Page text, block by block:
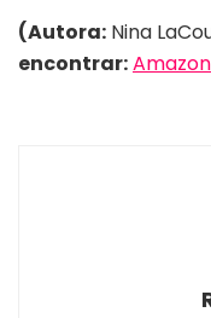
(Autora: Nina
encontrar:Amazon